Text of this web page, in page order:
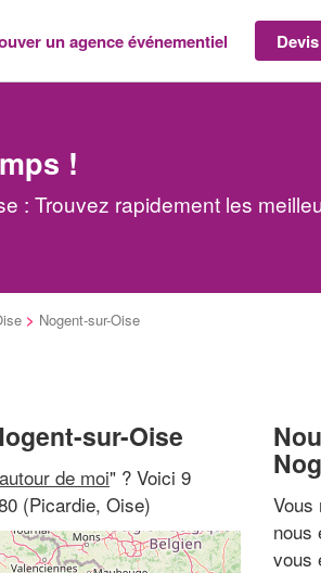
un agence événementiel
!
: Trouvez rapidement les
> Nogent-sur-Oise
sur-Oise
de moi" ? Voici 9
(Picardie, Oise)
Vous
nous
vous